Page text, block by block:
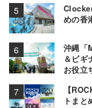
めの香
沖縄「
＆ビギ
お役立
【
トまと